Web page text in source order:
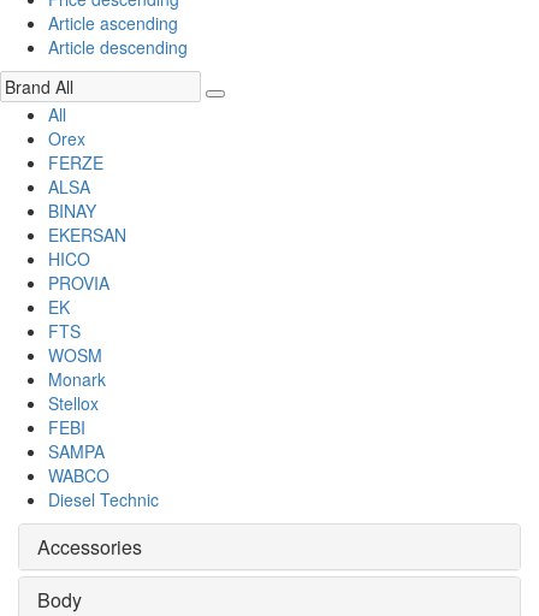
Article ascending
Article descending
All
Orex
FERZE
ALSA
BINAY
EKERSAN
HICO
PROVIA
EK
FTS
WOSM
Monark
Stellox
FEBI
SAMPA
WABCO
Diesel Technic
Accessories
Body